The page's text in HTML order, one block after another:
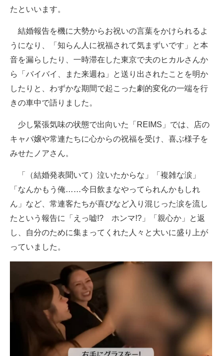
たといいます。
結婚報告を機に大勢からお祝いの言葉をかけられるよ
うになり、「知らん人に祝福されて気まずいです」と本
音を漏らしたり、一時滞在した東京で夫のヒカルさんか
ら「バイバイ、また来週ね」と送り出されたことを明か
したりと、わずかな期間で起こった劇的変化の一端を行
きの車中で語りました。
少し緊張気味の状態で出向いた「REIMS」では、店の
キャバ嬢や常連たちに心からの祝福を受け、喜ぶ様子を
みせたノアさん。
「（結婚発表聞いて）泣いたからな」「複雑な涙」
「なんかもう俺……今日飲まなやってられんかもしれ
ん」など、常連客たちが喜びなど入り混じった涙を流し
たという報告に「えっ嘘!? ホンマ!?」「親心か」と返
し、自分のために集まってくれた人々と大いに盛り上が
っていました。